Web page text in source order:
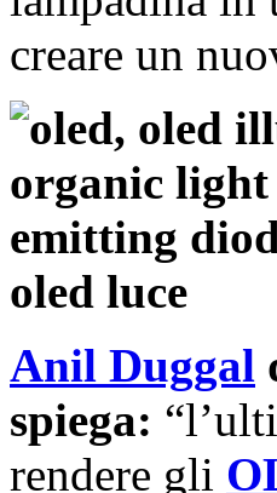
creare un
Anil Duggal
spiega:
rendere gli